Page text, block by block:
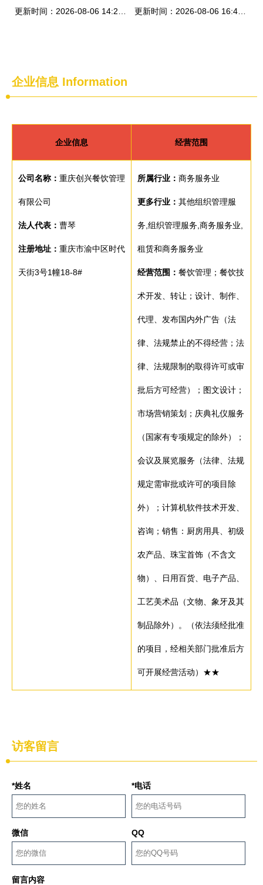
企业信息 Information
企业信息 经营范围
公司名称： 重庆创兴餐饮管理
有限公司
法人代表： 曹琴
注册地址： 重庆市渝中区时代
天街3号1幢18-8#
所属行业： 商务服务业
更多行业： 其他组织管理服
务,组织管理服务,商务服务业,
租赁和商务服务业
经营范围： 餐饮管理；餐饮技
术开发、转让；设计、制作、
代理、发布国内外广告（法
律、法规禁止的不得经营；法
律、法规限制的取得许可或审
批后方可经营）；图文设计；
市场营销策划；庆典礼仪服务
（国家有专项规定的除外）；
会议及展览服务（法律、法规
规定需审批或许可的项目除
外）；计算机软件技术开发、
咨询；销售：厨房用具、初级
农产品、珠宝首饰（不含文
物）、日用百货、电子产品、
工艺美术品（文物、象牙及其
制品除外）。（依法须经批准
的项目，经相关部门批准后方
可开展经营活动）★★
访客留言
*姓名 *电话
微信 QQ
留言内容